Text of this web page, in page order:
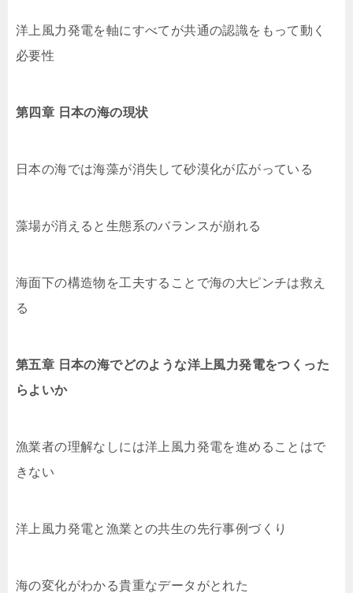
洋上風力発電を軸にすべてが共通の認識をもって動く
必要性
第四章 日本の海の現状
日本の海では海藻が消失して砂漠化が広がっている
藻場が消えると生態系のバランスが崩れる
海面下の構造物を工夫することで海の大ピンチは救え
る
第五章 日本の海でどのような洋上風力発電をつくった
らよいか
漁業者の理解なしには洋上風力発電を進めることはで
きない
洋上風力発電と漁業との共生の先行事例づくり
海の変化がわかる貴重なデータがとれた